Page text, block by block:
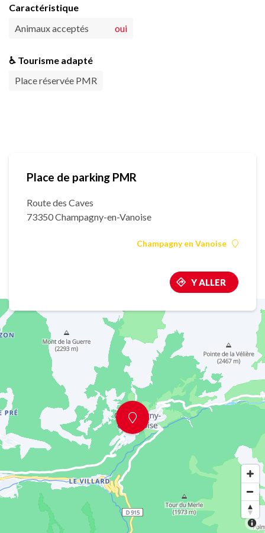
Caractéristique
Animaux acceptés
oui
♿ Tourisme adapté
Place réservée PMR
Place de parking PMR
Route des Caves
73350 Champagny-en-Vanoise
Champagny en Vanoise
Y ALLER